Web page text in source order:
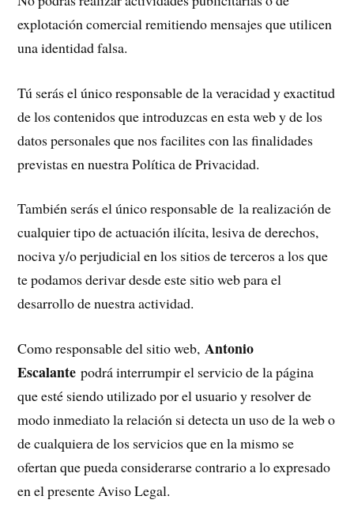
explotación comercial remitiendo mensajes que utilicen
una identidad falsa.
Tú serás el único responsable de la veracidad y exactitud
de los contenidos que introduzcas en esta web y de los
datos personales que nos facilites con las finalidades
previstas en nuestra Política de Privacidad.
También serás el único responsable de la realización de
cualquier tipo de actuación ilícita, lesiva de derechos,
nociva y/o perjudicial en los sitios de terceros a los que
te podamos derivar desde este sitio web para el
desarrollo de nuestra actividad.
Como responsable del sitio web,Antonio
Escalante podrá interrumpir el servicio de la página
que esté siendo utilizado por el usuario y resolver de
modo inmediato la relación si detecta un uso de la web o
de cualquiera de los servicios que en la mismo se
ofertan que pueda considerarse contrario a lo expresado
en el presente Aviso Legal.